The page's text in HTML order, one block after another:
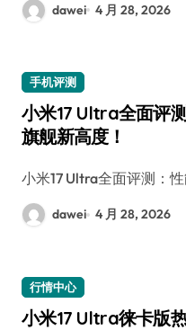
dawei 4 月 28, 2026
手机评测
小米17 Ultra全面评
旗舰新高度！
小米17 Ultra全面评测：
dawei 4 月 28, 2026
行情中心
小米17 Ultra徕卡版